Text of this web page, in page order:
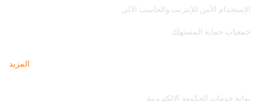
الإستخدام الآمن للإنترنت والحاسب الآلى
جمعيات حماية المستهلك
المزيد
بوابة خدمات الحكومة الالكترونية